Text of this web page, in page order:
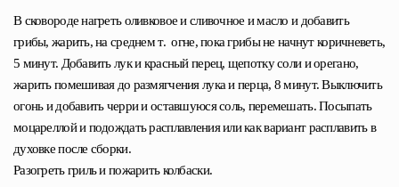
В сковороде нагреть оливковое и сливочное и масло и добавить
грибы, жарить, на среднем т. огне, пока грибы не начнут коричневеть,
5 минут. Добавить лук и красный перец, щепотку соли и орегано,
жарить помешивая до размягчения лука и перца, 8 минут. Выключить
огонь и добавить черри и оставшуюся соль, перемешать. Посыпать
моцареллой и подождать расплавления или как вариант расплавить в
духовке после сборки.
Разогреть гриль и пожарить колбаски.